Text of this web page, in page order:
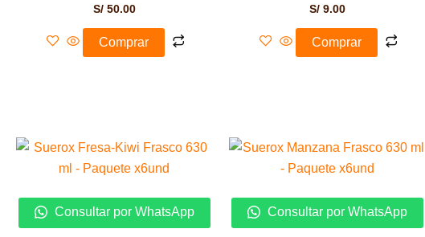
S/50.00
Comprar
S/9.00
Comprar
Consultar por WhatsApp Consultar por WhatsApp